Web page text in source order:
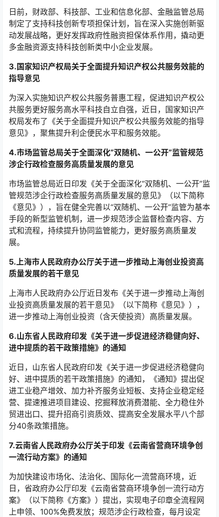
日前，财政部、科技部、工业和信息化部、金融监管总局
制定了支持科技创新专项担保计划，旨在深入实施创新驱
动发展战略，更好发挥政府性融资担保体系作用，撬动更
多金融资源支持科技创新类中小企业发展。
3.国家知识产权局关于全面提升知识产权公共服务效能的
指导意见
为深入实施知识产权公共服务普惠工程，促进知识产权公
共服务更好服务高水平科技自立自强，近日，国家知识产
权局发布了《关于全面提升知识产权公共服务效能的指导
意见》，聚焦提升利企便民水平和服务效能。
4.市场监管总局关于全面深化”双随机、一公开”监管规范
涉企行政检查服务高质量发展的意见
市场监管总局近日印发《关于全面深化“双随机、一公开”监
管规范涉企行政检查服务高质量发展的意见》（以下简称
《意见》），旨在健全完善以“双随机、一公开”监管为基本
手段的新型监管机制，进一步规范涉企监督检查内容、方
式和流程，持续提升协同监管能力，更好服务高质量发
展。
5.上海市人民政府办公厅关于进一步推动上海创业投资高
质量发展的若干意见
上海市人民政府办公厅近日发布《关于进一步推动上海创
业投资高质量发展的若干意见》（以下简称《意见》），
进一步推动上海创业投资（含天使投资）高质量发展。
6.山东省人民政府印发《关于进一步促进经济稳健向好、
进中提质的若干政策措施》的通知
近日，山东省人民政府印发《关于进一步促进经济稳健向
好、进中提质的若干政策措施》的通知，《通知》提出促
进工业稳产增效、加力补齐服务业短板、支持企业稳定经
营、提速推进项目建设、挖掘释放消费潜能、全力稳住外
贸进出口、提升招商引资质效、提高安全发展水平八个部
分40条政策措施。
7.云南省人民政府办公厅关于印发《云南省营商环境争创
一流行动方案》的通知
为加快建设市场化、法治化、国际化一流营商环境，近
日，省政府办公厅印发《云南省营商环境争创一流行动方
案》（以下简称《方案》）提出，实现电子印章全流程网
上申领、100%免费发放；规范涉企行政检查，每月设定